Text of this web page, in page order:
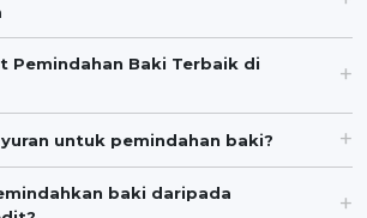
Pemindahan Baki Terbaik di
untuk pemindahan baki?
baki daripada